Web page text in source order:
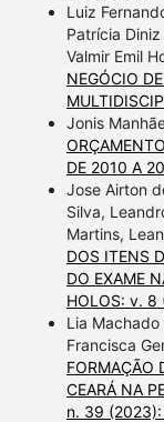
Luiz
Patrícia
Valmir Emil
NEGÓCIO
Jonis
DE 2010 A
Jose Airton
Silva,
Martins,
DOS ITENS
DO EXAME
HOLOS: v. 8
Lia Machado
Francisca
FORMAÇÃO
CEARÁ NA
n. 39